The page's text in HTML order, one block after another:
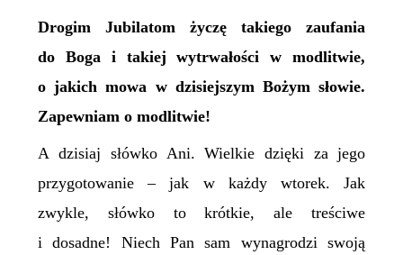
Drogim Jubilatom życzę takiego zaufania
do Boga i takiej wytrwałości w modlitwie,
o jakich mowa w dzisiejszym Bożym słowie.
Zapewniam o modlitwie!
A dzisiaj słówko Ani. Wielkie dzięki za jego
przygotowanie – jak w każdy wtorek. Jak
zwykle, słówko to krótkie, ale treściwe
i dosadne! Niech Pan sam wynagrodzi swoją